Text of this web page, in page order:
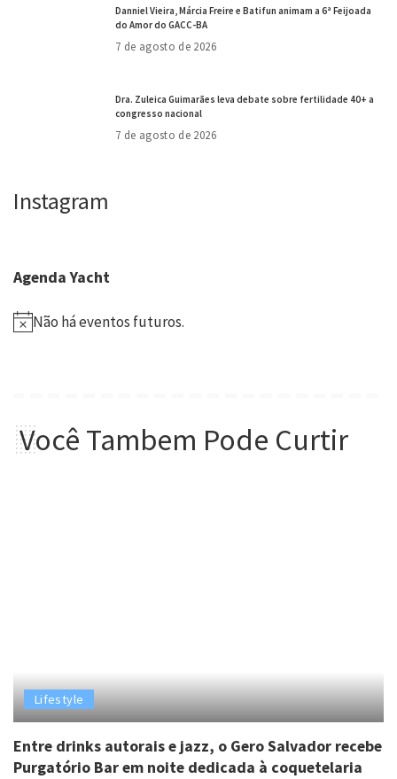
Danniel Vieira, Márcia Freire e Batifun animam a 6ª Feijoada
do Amor do GACC-BA
7 de agosto de 2026
Dra. Zuleica Guimarães leva debate sobre fertilidade 40+ a
congresso nacional
7 de agosto de 2026
Instagram
Agenda Yacht
Não há eventos futuros.
Você Tambem Pode Curtir
Lifestyle
Entre drinks autorais e jazz, o Gero Salvador recebe
Purgatório Bar em noite dedicada à coquetelaria